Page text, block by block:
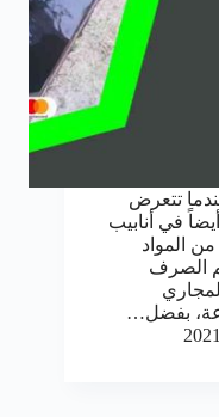
تتعرض
في أنابيب
المواد
الصرف
بفضل…